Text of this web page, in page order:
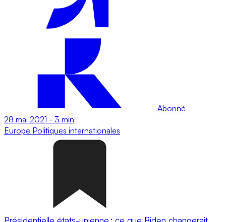
Abonné
28 mai 2021 - 3 min
Europe Politiques internationales